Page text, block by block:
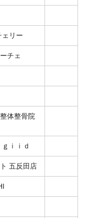
ェリー
チェ
体整骨院
ｉｉｄ
五反田店